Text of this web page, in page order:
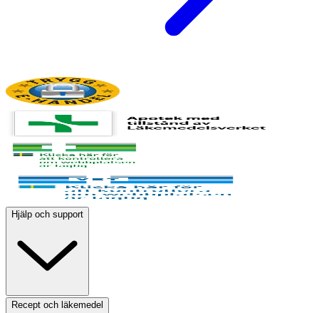
Hjälp och support
Recept och läkemedel